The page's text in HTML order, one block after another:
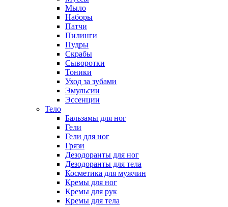
Мыло
Наборы
Патчи
Пилинги
Пудры
Скрабы
Сыворотки
Тоники
Уход за зубами
Эмульсии
Эссенции
Тело
Бальзамы для ног
Гели
Гели для ног
Грязи
Дезодоранты для ног
Дезодоранты для тела
Косметика для мужчин
Кремы для ног
Кремы для рук
Кремы для тела